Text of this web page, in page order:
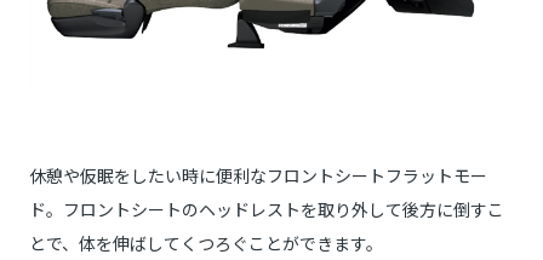
休憩や仮眠をしたい時に便利なフロントシートフラットモー
ド。フロントシートのヘッドレストを取り外して後方に倒すこ
とで、体を伸ばしてくつろぐことができます。